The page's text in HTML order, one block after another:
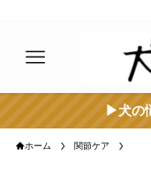
▶︎犬の
ホーム 関節ケア